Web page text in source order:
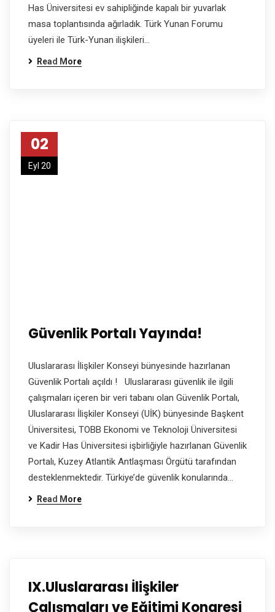
Has Üniversitesi ev sahipliğinde kapalı bir yuvarlak
masa toplantısında ağırladık. Türk Yunan Forumu
üyeleri ile Türk-Yunan ilişkileri…
Read More
02
Eyl 20
Güvenlik Portalı Yayında!
Uluslararası İlişkiler Konseyi bünyesinde hazırlanan
Güvenlik Portalı açıldı ! Uluslararası güvenlik ile ilgili
çalışmaları içeren bir veri tabanı olan Güvenlik Portalı,
Uluslararası İlişkiler Konseyi (UİK) bünyesinde Başkent
Üniversitesi, TOBB Ekonomi ve Teknoloji Üniversitesi
ve Kadir Has Üniversitesi işbirliğiyle hazırlanan Güvenlik
Portalı, Kuzey Atlantik Antlaşması Örgütü tarafından
desteklenmektedir. Türkiye’de güvenlik konularında…
Read More
IX.Uluslararası İlişkiler
Çalışmaları ve Eğitimi Kongresi